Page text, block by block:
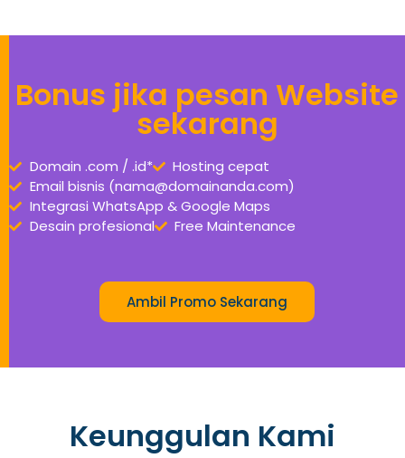
Bonus jika pesan Website
sekarang
Domain .com / .id*
Hosting cepat
Email bisnis (nama@domainanda.com)
Integrasi WhatsApp & Google Maps
Desain profesional
Free Maintenance
Ambil Promo Sekarang
Keunggulan Kami